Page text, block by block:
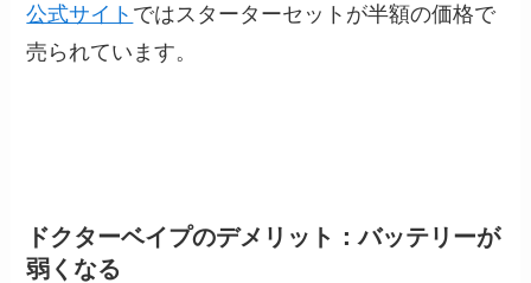
公式サイト ではスターターセットが半額の価格で
売られています。
ドクターベイプのデメリット：バッテリーが
弱くなる